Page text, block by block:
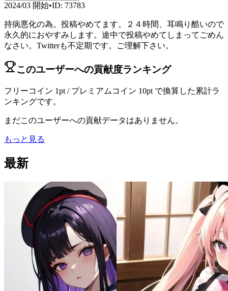
2024/03 開始•ID: 73783
持病悪化の為。投稿やめてます。２４時間、耳鳴り酷いので
永久的におやすみします。途中で投稿やめてしまってごめん
なさい。Twitterも不定期です。ご理解下さい。
このユーザーへの貢献度ランキング
フリーコイン 1pt / プレミアムコイン 10pt で換算した累計ラ
ンキングです。
まだこのユーザーへの貢献データはありません。
もっと見る
最新